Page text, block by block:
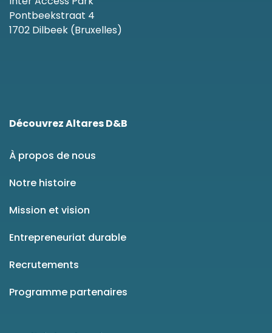
Pontbeekstraat 4
1702 Dilbeek (Bruxelles)
Découvrez Altares D&B
À propos de nous
Notre histoire
Mission et vision
Entrepreneuriat durable
Recrutements
Programme partenaires